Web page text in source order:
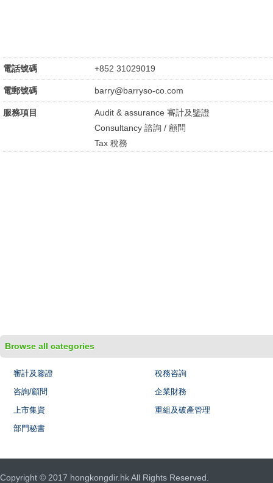
電話號碼 +852 31029019
電郵號碼 barry@barryso-co.com
服務項目
Audit & assurance 審計及鑒證
Consultancy 諮詢 / 顧問
Tax 稅務
Browse all categories
審計及鑒證
稅務咨詢
咨詢/顧問
企業財務
上市集資
重組及破產管理
部門秘書
Copyright © 2017 hongkongdir.hk All Rights Reserved.